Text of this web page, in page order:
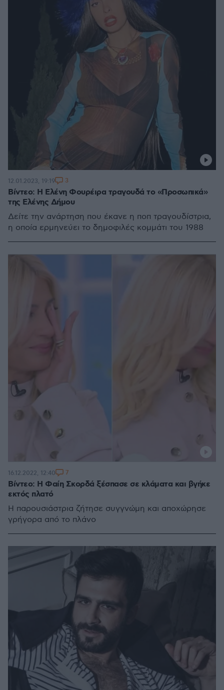
Βίντεο: Η Ελένη Φουρέιρα τραγουδά το «Προσωπικά»
της Ελένης Δήμου
Δείτε την ανάρτηση που έκανε η ποπ τραγουδίστρια,
η οποία ερμηνεύει το δημοφιλές κομμάτι του 1988
12.01.2023, 19:19 3
Bίντεο: Η Φαίη Σκορδά ξέσπασε σε κλάματα και βγήκε
εκτός πλατό
Η παρουσιάστρια ζήτησε συγγνώμη και αποχώρησε
γρήγορα από το πλάνο
16.12.2022, 12:40 7